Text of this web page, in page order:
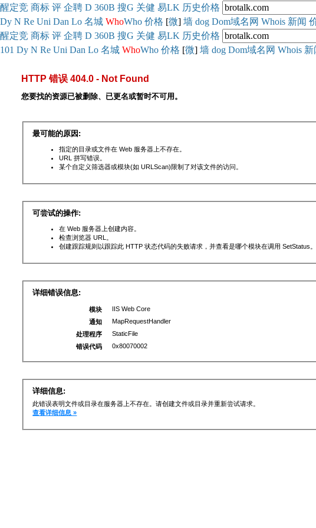
醒定竞 商标 评 企聘 D 360B 搜G 关健 易LK 历史价格
Dy N Re Uni Dan Lo 名城 WhoWho 价格 [微] 墙 dog Dom域名网 Whois 新闻